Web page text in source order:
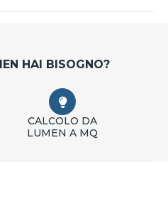
HAI BISOGNO?
CALCOLO DA
LUMEN A MQ